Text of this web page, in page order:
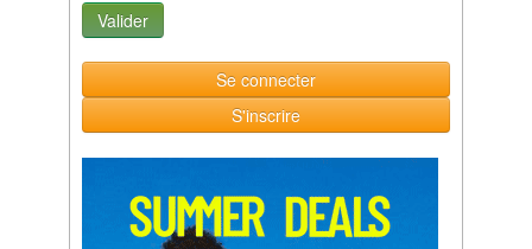
Se connecter
S'inscrire